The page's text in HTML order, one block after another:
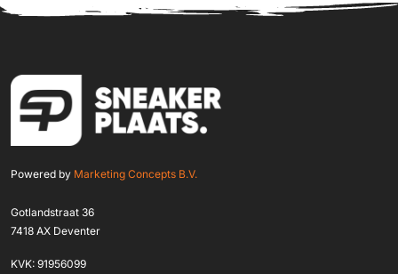
Powered by Marketing Concepts B.V.
Gotlandstraat 36
7418 AX Deventer
KVK: 91956099